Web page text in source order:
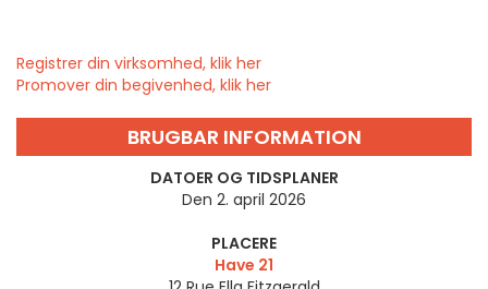
Registrer din virksomhed, klik her
Promover din begivenhed, klik her
BRUGBAR INFORMATION
DATOER OG TIDSPLANER
Den 2. april 2026
PLACERE
Have 21